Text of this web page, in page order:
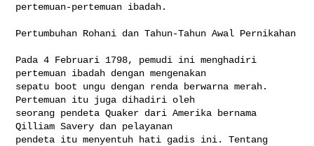
pertemuan-pertemuan ibadah.
Pertumbuhan Rohani dan Tahun-Tahun Awal Pernikahan
Pada 4 Februari 1798, pemudi ini menghadiri
pertemuan ibadah dengan mengenakan
sepatu boot ungu dengan renda berwarna merah.
Pertemuan itu juga dihadiri oleh
seorang pendeta Quaker dari Amerika bernama
Qilliam Savery dan pelayanan
pendeta itu menyentuh hati gadis ini. Tentang